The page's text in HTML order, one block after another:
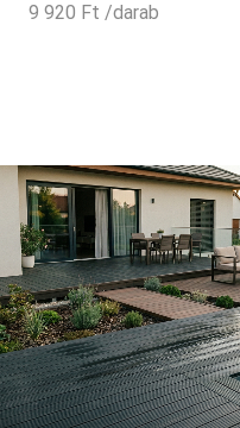
9 920 Ft /darab